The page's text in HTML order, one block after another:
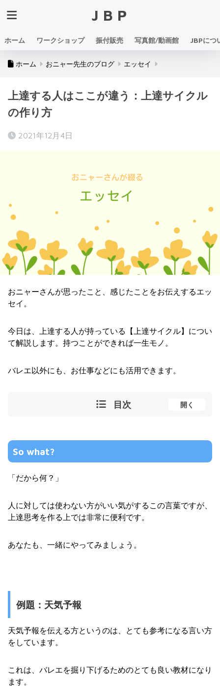
JBP
ホーム ワークショップ 振付販売 写真館/動画館 JBPにつ
ホーム おニャー先生のブログ エッセイ
上達する人はここが違う：上達サイクル
の作り方
2021年12月4日
おニャーさんが思ったこと、感じたことをお伝えするエッ
セイ。
今日は、上達する人が持っている【上達サイクル】につい
て解説します。持つことができれば一生モノ。
バレエ以外にも、お仕事などにも活用できます。
目次 開く
So what?
「だから何？」
人に対しては使わない方がいい気がするこの言葉ですが、
上達思考を作る上では非常に便利です。
あなたも、一緒にやってみましょう。
例題：天気予報
天気予報を伝える方というのは、とても参考になる言い方
をしています。
これは、バレエを掘り下げるためのとても良い教材になり
ます。